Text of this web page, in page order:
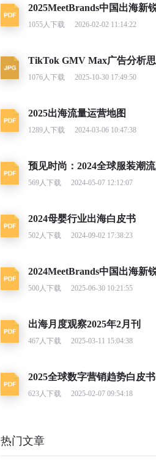
1055人下载 2026-02-02 11:14:22
1076人下载 2025-10-30 17:49:50
2025出海流量运营地图
1289人下载 2024-03-06 10:47:38
569人下载 2024-05-07 12:12:07
2024母婴行业出海白皮书
502人下载 2024-09-02 17:38:23
500人下载 2025-06-30 10:21:55
出海月度观察2025年2月刊
467人下载 2025-03-11 15:04:38
2025全球数字营销趋势白皮书
623人下载 2025-02-07 09:54:18
热门文章